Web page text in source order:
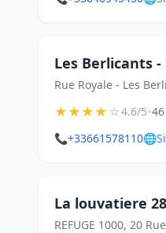
Les Berlicants
Rue Royale - Les
★★★★☆4.6/5•
📞+33661578110🌐
La louvatiere
REFUGE 1000, 20